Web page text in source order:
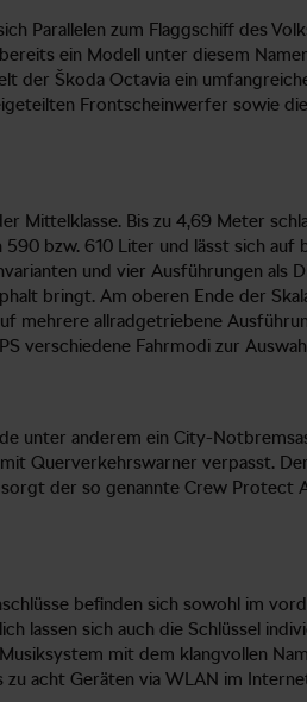
Parallelen zum Flaggschiff des
ein Modell unter diesem
Škoda Octavia ein
Frontscheinwerfer sowie
Mittelklasse. Bis zu 4,69 Meter
bzw. 610 Liter und lässt sich auf
und vier Ausführungen als
bringt. Am oberen Ende der
mehrere allradgetriebene
verschiedene Fahrmodi zur
unter anderem ein City-
Querverkehrswarner verpasst.
der so genannte Crew Protect
befinden sich sowohl im
lassen sich auch die Schlüssel
mit dem klangvollen
zu acht Geräten via WLAN im